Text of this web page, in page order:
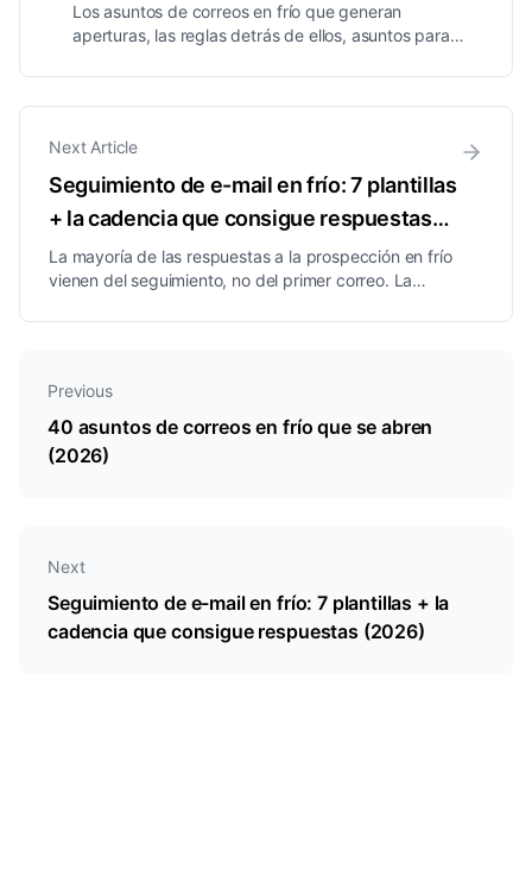
Los asuntos de correos en frío que generan
aperturas, las reglas detrás de ellos, asuntos para
probarlos correctamente con tests A/B.
Next Article
Seguimiento de e-mail en frío: 7 plantillas
+ la cadencia que consigue respuestas
(2026)
La mayoría de las respuestas a la prospección en frío
vienen del seguimiento, no del primer correo. La
copiar y pegar, asuntos y los errores que matan las
Previous
40 asuntos de correos en frío que se abren
(2026)
Next
Seguimiento de e-mail en frío: 7 plantillas + la
cadencia que consigue respuestas (2026)